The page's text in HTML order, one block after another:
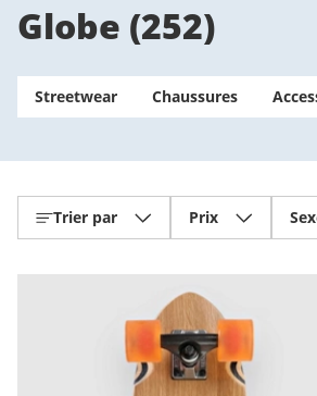
Globe (252)
Streetwear Chaussures
Trier par Prix